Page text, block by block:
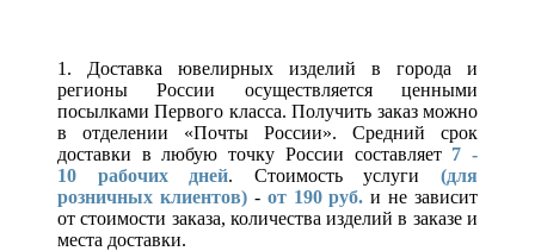
1. Доставка ювелирных изделий в города и
регионы России осуществляется ценными
посылками Первого класса. Получить заказ можно
в отделении «Почты России». Средний срок
доставки в любую точку России составляет 7 -
10 рабочих дней. Стоимость услуги(для
розничных клиентов)- от 190 руб. и не зависит
от стоимости заказа, количества изделий в заказе и
места доставки.